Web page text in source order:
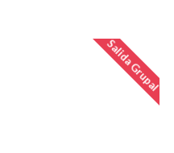
Salida Grupal